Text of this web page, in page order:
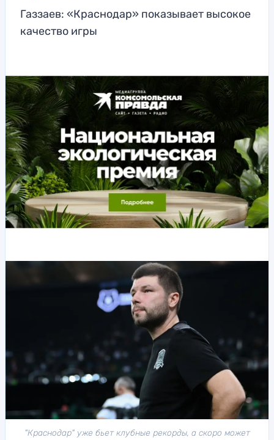
Газзаев: «Краснодар» показывает высокое
качество игры
"Краснодар" уже бьет клубные рекорды, а скоро может